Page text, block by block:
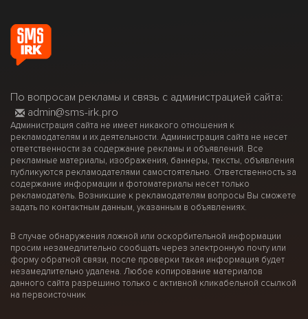
По вопросам рекламы и связь с администрацией сайта:
admin@sms-irk.pro
Администрация сайта не имеет никакого отношения к
рекламодателям и их деятельности. Администрация сайта не несет
ответственности за содержание рекламы и объявлений. Все
рекламные материалы, изображения, баннеры, тексты, объявления
публикуются рекламодателями самостоятельно. Ответственность за
содержание информации и фотоматериалы несет только
рекламодатель. Возникшие к рекламодателям вопросы Вы сможете
задать по контактным данным, указанным в объявлениях.
В случае обнаружения ложной или оскорбительной информации
просим незамедлительно сообщать через электронную почту или
форму обратной связи, после проверки такая информация будет
незамедлительно удалена. Любое копирование материалов
данного сайта разрешино только с активной кликабельной ссылкой
на первоисточник